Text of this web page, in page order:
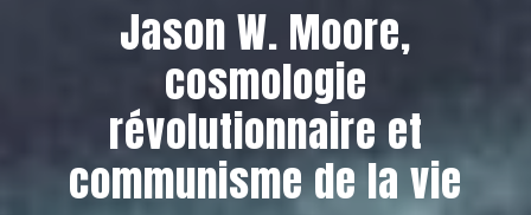
Jason W. Moore,
cosmologie
révolutionnaire et
communisme de la vie